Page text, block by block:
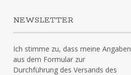
NEWSLETTER
Ich stimme zu, dass meine Angaben
aus dem Formular zur
Durchführung des Versands des